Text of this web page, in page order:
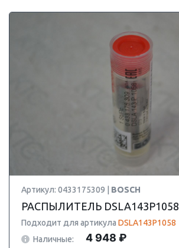
Артикул: 0433175309 | BOSCH
РАСПЫЛИТЕЛЬ DSLA143P1058
Подходит для артикула DSLA143P1058
Наличные:
4 948 ₽